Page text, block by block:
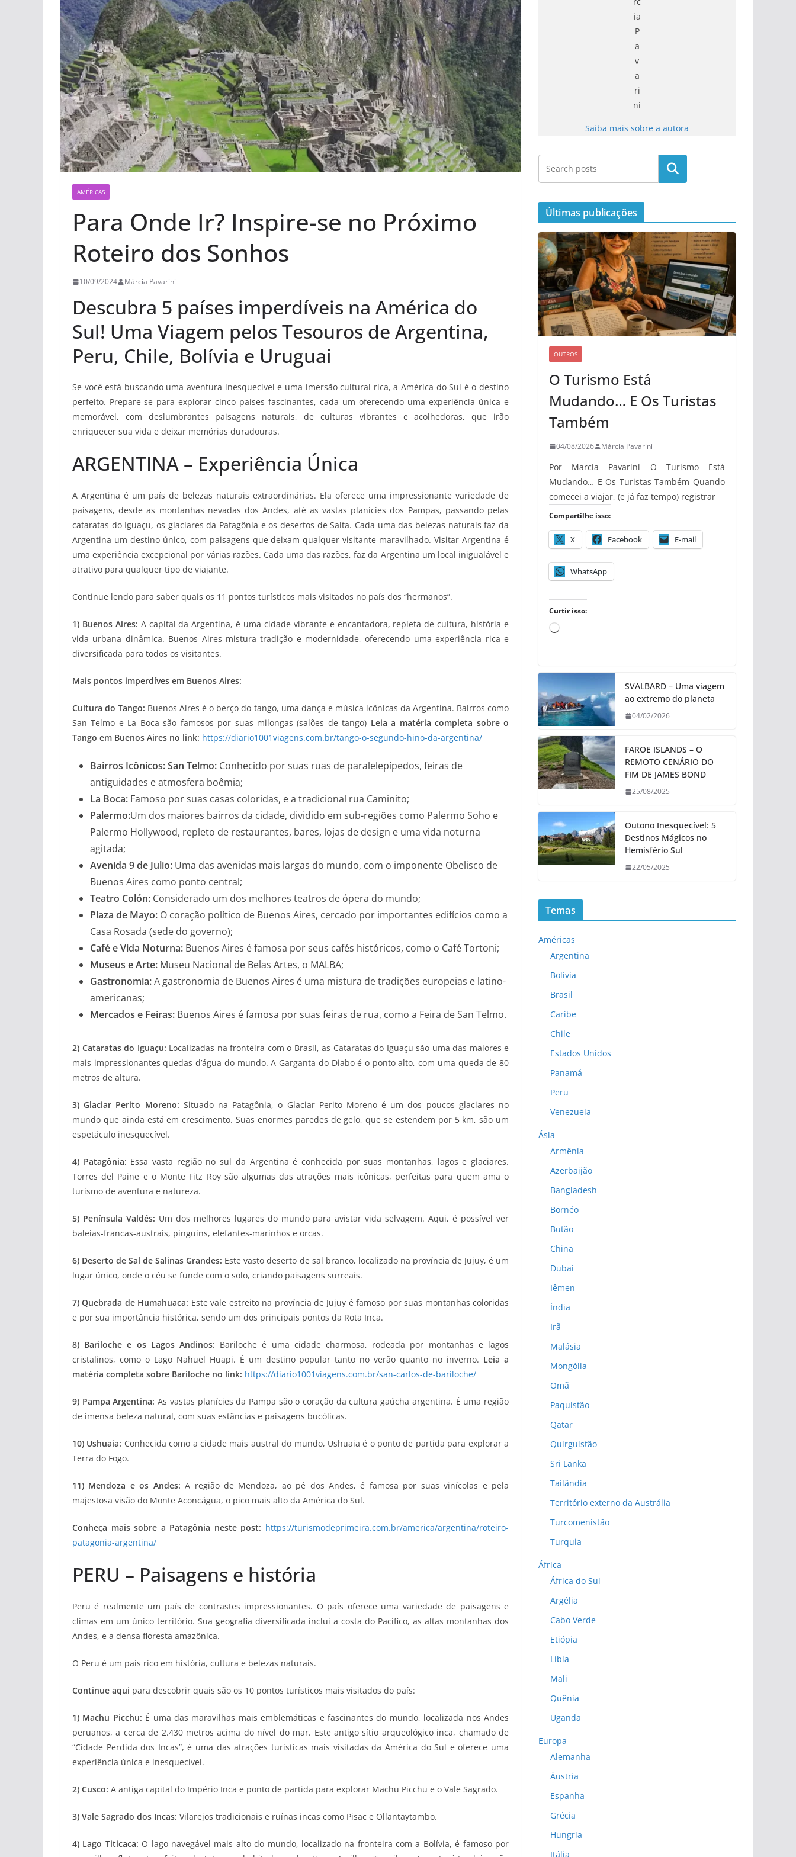
AMÉRICAS
Para Onde Ir? Inspire-se no Próximo
Roteiro dos Sonhos
10/09/2024 Márcia Pavarini
Descubra 5 países imperdíveis na América do
Sul! Uma Viagem pelos Tesouros de Argentina,
Peru, Chile, Bolívia e Uruguai
Se você está buscando uma aventura inesquecível e uma imersão cultural rica, a América do Sul é o destino
perfeito. Prepare-se para explorar cinco países fascinantes, cada um oferecendo uma experiência única e
memorável, com deslumbrantes paisagens naturais, de culturas vibrantes e acolhedoras, que irão
enriquecer sua vida e deixar memórias duradouras.
ARGENTINA – Experiência Única
A Argentina é um país de belezas naturais extraordinárias. Ela oferece uma impressionante variedade de
paisagens, desde as montanhas nevadas dos Andes, até as vastas planícies dos Pampas, passando pelas
cataratas do Iguaçu, os glaciares da Patagônia e os desertos de Salta. Cada uma das belezas naturais faz da
Argentina um destino único, com paisagens que deixam qualquer visitante maravilhado. Visitar Argentina é
uma experiência excepcional por várias razões. Cada uma das razões, faz da Argentina um local inigualável e
atrativo para qualquer tipo de viajante.
Continue lendo para saber quais os 11 pontos turísticos mais visitados no país dos “hermanos”.
1) Buenos Aires: A capital da Argentina, é uma cidade vibrante e encantadora, repleta de cultura, história e
vida urbana dinâmica. Buenos Aires mistura tradição e modernidade, oferecendo uma experiência rica e
diversificada para todos os visitantes.
Mais pontos imperdíves em Buenos Aires:
Cultura do Tango: Buenos Aires é o berço do tango, uma dança e música icônicas da Argentina. Bairros como
San Telmo e La Boca são famosos por suas milongas (salões de tango) Leia a matéria completa sobre o
Tango em Buenos Aires no link: https://diario1001viagens.com.br/tango-o-segundo-hino-da-argentina/
Bairros Icônicos: San Telmo: Conhecido por suas ruas de paralelepípedos, feiras de
antiguidades e atmosfera boêmia;
La Boca: Famoso por suas casas coloridas, e a tradicional rua Caminito;
Palermo:Um dos maiores bairros da cidade, dividido em sub-regiões como Palermo Soho e
Palermo Hollywood, repleto de restaurantes, bares, lojas de design e uma vida noturna
agitada;
Avenida 9 de Julio: Uma das avenidas mais largas do mundo, com o imponente Obelisco de
Buenos Aires como ponto central;
Teatro Colón: Considerado um dos melhores teatros de ópera do mundo;
Plaza de Mayo: O coração político de Buenos Aires, cercado por importantes edifícios como a
Casa Rosada (sede do governo);
Café e Vida Noturna: Buenos Aires é famosa por seus cafés históricos, como o Café Tortoni;
Museus e Arte: Museu Nacional de Belas Artes, o MALBA;
Gastronomia:A gastronomia de Buenos Aires é uma mistura de tradições europeias e latino-
americanas;
Mercados e Feiras: Buenos Aires é famosa por suas feiras de rua, como a Feira de San Telmo.
2) Cataratas do Iguaçu: Localizadas na fronteira com o Brasil, as Cataratas do Iguaçu são uma das maiores e
mais impressionantes quedas d’água do mundo. A Garganta do Diabo é o ponto alto, com uma queda de 80
metros de altura.
3) Glaciar Perito Moreno: Situado na Patagônia, o Glaciar Perito Moreno é um dos poucos glaciares no
mundo que ainda está em crescimento. Suas enormes paredes de gelo, que se estendem por 5 km, são um
espetáculo inesquecível.
4) Patagônia: Essa vasta região no sul da Argentina é conhecida por suas montanhas, lagos e glaciares.
Torres del Paine e o Monte Fitz Roy são algumas das atrações mais icônicas, perfeitas para quem ama o
turismo de aventura e natureza.
5) Península Valdés: Um dos melhores lugares do mundo para avistar vida selvagem. Aqui, é possível ver
baleias-francas-austrais, pinguins, elefantes-marinhos e orcas.
6) Deserto de Sal de Salinas Grandes: Este vasto deserto de sal branco, localizado na província de Jujuy, é um
lugar único, onde o céu se funde com o solo, criando paisagens surreais.
7) Quebrada de Humahuaca: Este vale estreito na província de Jujuy é famoso por suas montanhas coloridas
e por sua importância histórica, sendo um dos principais pontos da Rota Inca.
8) Bariloche e os Lagos Andinos: Bariloche é uma cidade charmosa, rodeada por montanhas e lagos
cristalinos, como o Lago Nahuel Huapi. É um destino popular tanto no verão quanto no inverno. Leia a
matéria completa sobre Bariloche no link: https://diario1001viagens.com.br/san-carlos-de-bariloche/
9) Pampa Argentina:As vastas planícies da Pampa são o coração da cultura gaúcha argentina. É uma região
de imensa beleza natural, com suas estâncias e paisagens bucólicas.
10) Ushuaia: Conhecida como a cidade mais austral do mundo, Ushuaia é o ponto de partida para explorar a
Terra do Fogo.
11) Mendoza e os Andes:A região de Mendoza, ao pé dos Andes, é famosa por suas vinícolas e pela
majestosa visão do Monte Aconcágua, o pico mais alto da América do Sul.
Conheça mais sobre a Patagônia neste post: https://turismodeprimeira.com.br/america/argentina/roteiro-
patagonia-argentina/
PERU – Paisagens e história
Peru é realmente um país de contrastes impressionantes. O país oferece uma variedade de paisagens e
climas em um único território. Sua geografia diversificada inclui a costa do Pacífico, as altas montanhas dos
Andes, e a densa floresta amazônica.
O Peru é um país rico em história, cultura e belezas naturais.
Continue aqui para descobrir quais são os 10 pontos turísticos mais visitados do país:
1) Machu Picchu: É uma das maravilhas mais emblemáticas e fascinantes do mundo, localizada nos Andes
peruanos, a cerca de 2.430 metros acima do nível do mar. Este antigo sítio arqueológico inca, chamado de
“Cidade Perdida dos Incas”, é uma das atrações turísticas mais visitadas da América do Sul e oferece uma
experiência única e inesquecível.
2) Cusco: A antiga capital do Império Inca e ponto de partida para explorar Machu Picchu e o Vale Sagrado.
3) Vale Sagrado dos Incas: Vilarejos tradicionais e ruínas incas como Pisac e Ollantaytambo.
4) Lago Titicaca: O lago navegável mais alto do mundo, localizado na fronteira com a Bolívia, é famoso por
ia
P
a
v
a
ri
ni
Saiba mais sobre a autora
Últimas publicações
OUTROS
O Turismo Está
Mudando… E Os Turistas
Também
04/08/2026 Márcia Pavarini
Por Marcia Pavarini O Turismo Está
Mudando… E Os Turistas Também Quando
comecei a viajar, (e já faz tempo) registrar
Compartilhe isso:
X Facebook E-mail
WhatsApp
Curtir isso:
C
r
e
g
a
d
o
.
.
SVALBARD – Uma viagem
ao extremo do planeta
04/02/2026
FAROE ISLANDS – O
REMOTO CENÁRIO DO
FIM DE JAMES BOND
25/08/2025
Outono Inesquecível: 5
Destinos Mágicos no
Hemisfério Sul
22/05/2025
Temas
Américas
Argentina
Bolívia
Brasil
Caribe
Chile
Estados Unidos
Panamá
Peru
Venezuela
Ásia
Armênia
Azerbaijão
Bangladesh
Bornéo
Butão
China
Dubai
Iêmen
Índia
Irã
Malásia
Mongólia
Omã
Paquistão
Qatar
Quirguistão
Sri Lanka
Tailândia
Território externo da Austrália
Turcomenistão
Turquia
África
África do Sul
Argélia
Cabo Verde
Etiópia
Líbia
Mali
Quênia
Uganda
Europa
Alemanha
Áustria
Espanha
Grécia
Hungria
Itália